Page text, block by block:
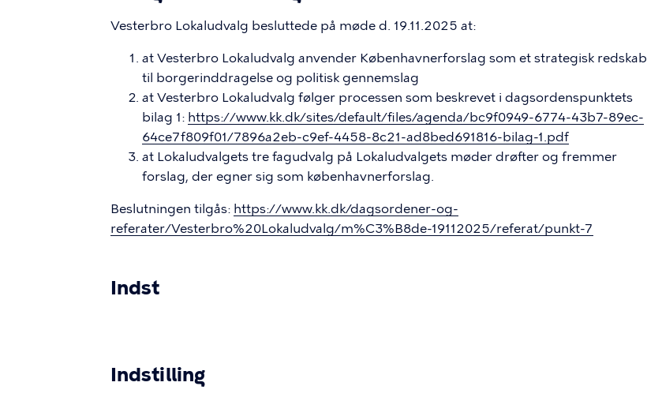
Vesterbro Lokaludvalg besluttede på møde d. 19.11.2025 at:
at Vesterbro Lokaludvalg anvender Københavnerforslag som et strategisk redskab
til borgerinddragelse og politisk gennemslag
at Vesterbro Lokaludvalg følger processen som beskrevet i dagsordenspunktets
bilag 1: https://www.kk.dk/sites/default/files/agenda/bc9f0949-6774-43b7-89ec-
64ce7f809f01/7896a2eb-c9ef-4458-8c21-ad8bed691816-bilag-1.pdf
at Lokaludvalgets tre fagudvalg på Lokaludvalgets møder drøfter og fremmer
forslag, der egner sig som københavnerforslag.
Beslutningen tilgås: https://www.kk.dk/dagsordener-og-
referater/Vesterbro%20Lokaludvalg/m%C3%B8de-19112025/referat/punkt-7
Indst
Indstilling